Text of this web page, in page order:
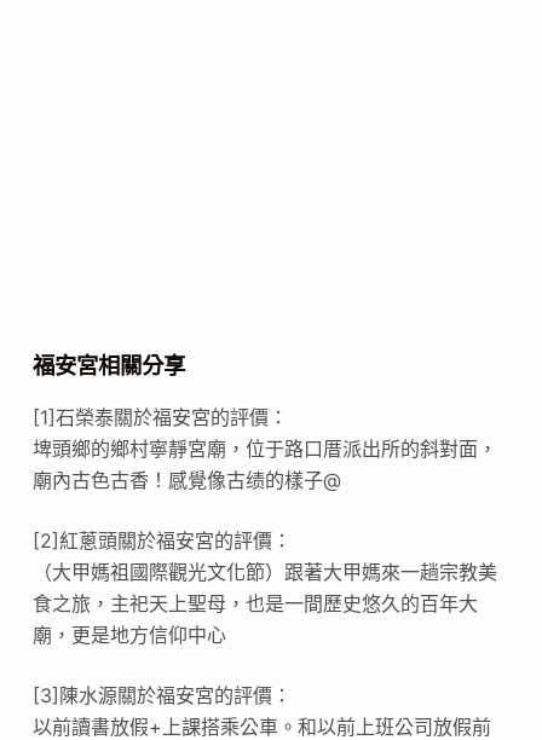
福安宮相關分享
[1]石榮泰關於福安宮的評價：
埤頭鄉的鄉村寧靜宮廟，位于路口厝派出所的斜對面，
廟內古色古香！感覺像古绩的樣子@
[2]紅蔥頭關於福安宮的評價：
（大甲媽祖國際觀光文化節）跟著大甲媽來一趟宗教美
食之旅，主祀天上聖母，也是一間歷史悠久的百年大
廟，更是地方信仰中心
[3]陳水源關於福安宮的評價：
以前讀書放假+上課搭乘公車。和以前上班公司放假前